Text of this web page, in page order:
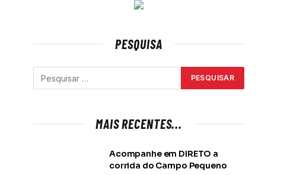
PESQUISA
MAIS RECENTES...
Acompanhe em DIRETO a
corrida do Campo Pequeno